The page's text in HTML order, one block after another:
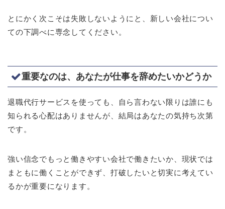
とにかく次こそは失敗しないようにと、新しい会社につい
ての下調べに専念してください。
重要なのは、あなたが仕事を辞めたいかどうか
退職代行サービスを使っても、自ら言わない限りは誰にも
知られる心配はありませんが、結局はあなたの気持ち次第
です。
強い信念でもっと働きやすい会社で働きたいか、現状では
まともに働くことができず、打破したいと切実に考えてい
るかが重要になります。